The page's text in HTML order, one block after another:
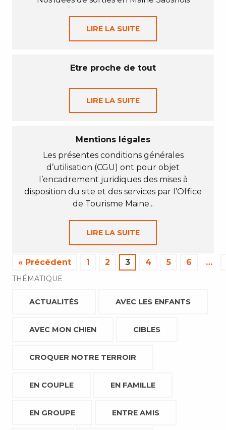
LIRE LA SUITE
Etre proche de tout
LIRE LA SUITE
Mentions légales
Les présentes conditions générales
d’utilisation (CGU) ont pour objet
l’encadrement juridiques des mises à
disposition du site et des services par l’Office
de Tourisme Maine...
LIRE LA SUITE
« Précédent 1 2 3 4 5 6 …
THÉMATIQUE
ACTUALITÉS AVEC LES ENFANTS
AVEC MON CHIEN CIBLES
CROQUER NOTRE TERROIR
EN COUPLE EN FAMILLE
EN GROUPE ENTRE AMIS